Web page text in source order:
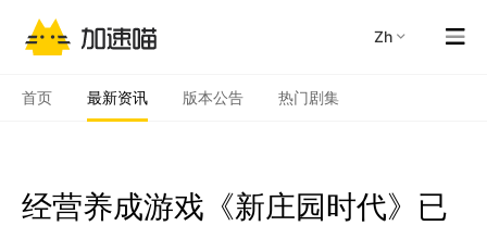
zh
首页 最新资讯 版本公告 热门剧集
经营养成游戏《新庄园时代》已